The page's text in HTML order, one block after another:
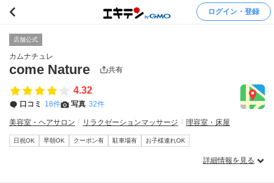
ログイン・登録
店舗公式
カムナチュレ
come Nature 共有
4.32
口コミ 18件 写真 32件
美容室・ヘアサロン リラクゼーションマッサージ 理容室・床屋
日祝OK 早朝OK クーポン有 駐車場有 お子様連れOK
詳細情報を見る